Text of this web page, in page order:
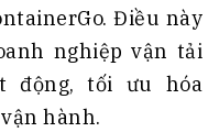
Điều này
nghiệp vận tải
động, tối ưu hóa
hành.